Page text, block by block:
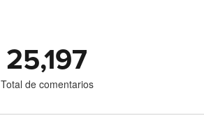
25,197
Total de comentarios